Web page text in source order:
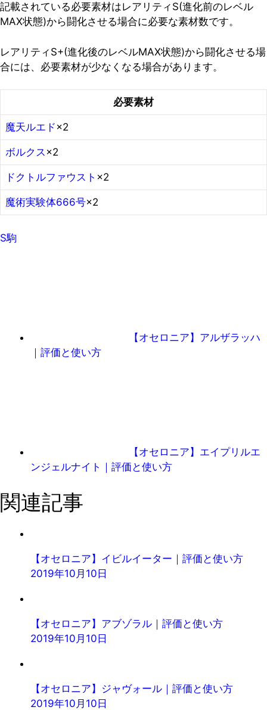
記載されている必要素材はレアリティS(進化前のレベル
MAX状態)から闘化させる場合に必要な素材数です。
レアリティS+(進化後のレベルMAX状態)から闘化させる場
合には、必要素材が少なくなる場合があります。
必要素材
魔天ルエド ×2
ボルクス ×2
ドクトルファウスト ×2
魔術実験体666号×2
S駒
【オセロニア】アルザラッハ
｜評価と使い方
【オセロニア】エイプリルエ
ンジェルナイト｜評価と使い方
関連記事
【オセロニア】イビルイーター｜評価と使い方
2019年10月10日
【オセロニア】アブゾラル｜評価と使い方
2019年10月10日
【オセロニア】ジャヴォール｜評価と使い方
2019年10月10日